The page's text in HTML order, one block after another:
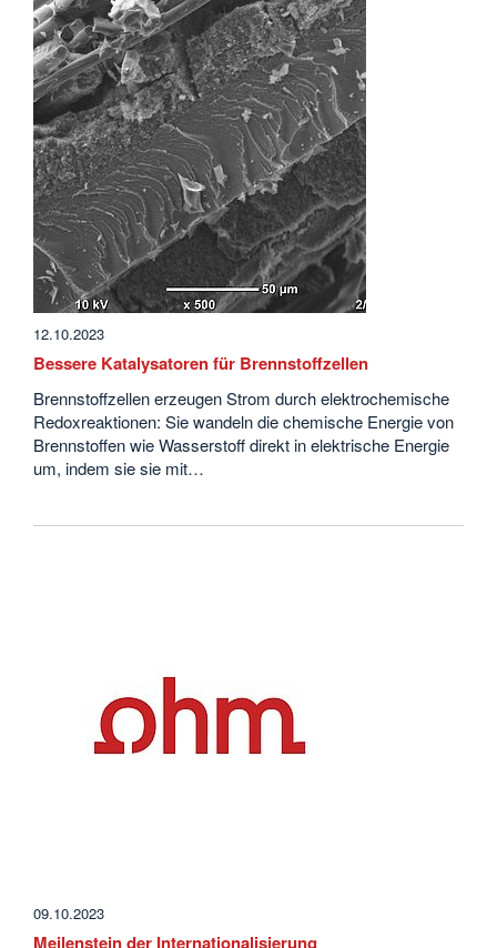
12.10.2023
Bessere Katalysatoren für Brennstoffzellen
Brennstoffzellen erzeugen Strom durch elektrochemische
Redoxreaktionen: Sie wandeln die chemische Energie von
Brennstoffen wie Wasserstoff direkt in elektrische Energie
um, indem sie sie mit…
09.10.2023
Meilenstein der Internationalisierung